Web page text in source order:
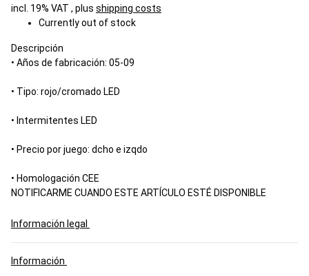
incl. 19% VAT , plus shipping costs
Currently out of stock
Descripción
• Años de fabricación: 05-09
• Tipo: rojo/cromado LED
• Intermitentes LED
• Precio por juego: dcho e izqdo
• Homologación CEE
NOTIFICARME CUANDO ESTE ARTÍCULO ESTÉ DISPONIBLE
Información legal
Información